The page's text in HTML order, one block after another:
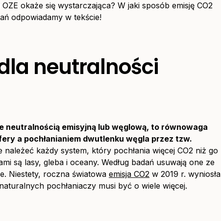
okaże się wystarczająca? W jaki sposób emisję CO2
odpowiadamy w tekście!
neutralności
neutralnością emisyjną lub węglową, to równowaga
a pochłanianiem dwutlenku węgla przez tzw.
każdy system, który pochłania więcej CO2 niż go
są lasy, gleba i oceany. Według badań usuwają one ze
Niestety, roczna światowa emisja CO2 w 2019 r. wyniosła
pochłaniaczy musi być o wiele więcej.